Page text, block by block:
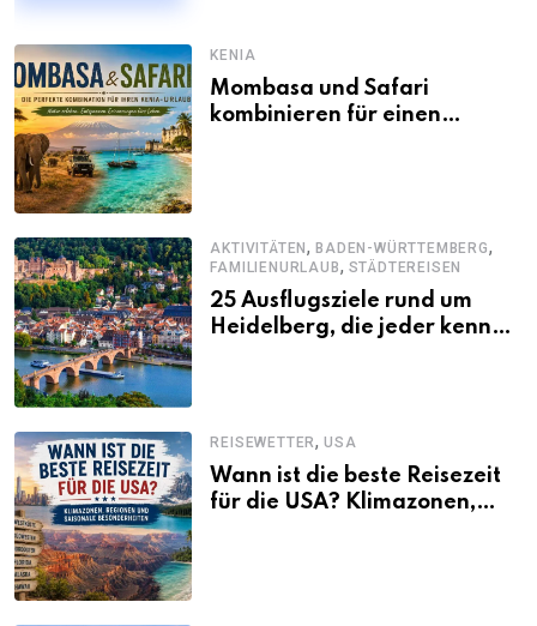
KENIA
Mombasa und Safari
kombinieren für einen
AKTIVITÄTEN,BADEN-WÜRTTEMBERG,
FAMILIENURLAUB, STÄDTEREISEN
25 Ausflugsziele rund um
Heidelberg, die jeder kennen
REISEWETTER,USA
Wann ist die beste Reisezeit
für die USA? Klimazonen,